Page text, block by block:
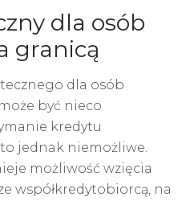
dla osób
granicą
dla osób
być nieco
kredytu
jednak niemożliwe.
możliwość wzięcia
współkredytobiorcą, na